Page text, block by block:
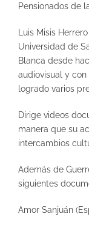
Pensionados de
Luis Misis
Universidad de
Blanca desde
audiovisual y
logrado varios
Dirige videos
manera que su
intercambios
Además de
siguientes
Amor Sanjuán